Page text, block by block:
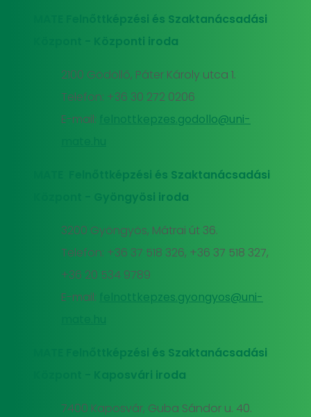
MATE Felnőttképzési és Szaktanácsadási
Központ - Központi iroda
2100 Gödöllő, Páter Károly utca 1.
Telefon: +36 30 272 0206
E-mail:
felnottkepzes.godollo@uni-
MATE Felnőttképzési és Szaktanácsadási
Központ - Gyöngyösi iroda
3200 Gyöngyös, Mátrai út 36.
Telefon: +36 37 518 326, +36 37 518 327,
+36 20 534 9789
E-mail:
felnottkepzes.gyongyos@uni-
MATE Felnőttképzési és Szaktanácsadási
Központ - Kaposvári iroda
7400 Kaposvár, Guba Sándor u. 40.